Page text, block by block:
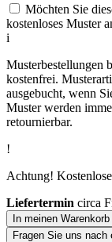
Möchten Sie
kostenloses Muster
i
Musterbestellungen
kostenfrei.
ausgebucht, wenn
Muster werden
retournierbar.
!
Achtung!
Liefertermin circa
In meinen Warenkorb
Fragen Sie uns